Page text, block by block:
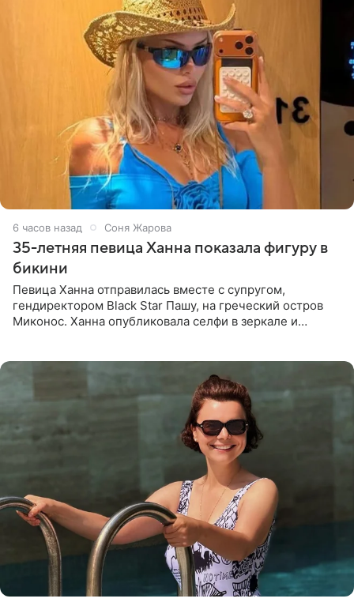
6 часов назад Соня Жарова
35-летняя певица Ханна показала фигуру в
бикини
Певица Ханна отправилась вместе с супругом,
гендиректором Black Star Пашу, на греческий остров
Миконос. Ханна опубликовала селфи в зеркале и